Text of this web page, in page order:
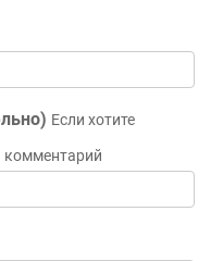
Если хотите
комментарий